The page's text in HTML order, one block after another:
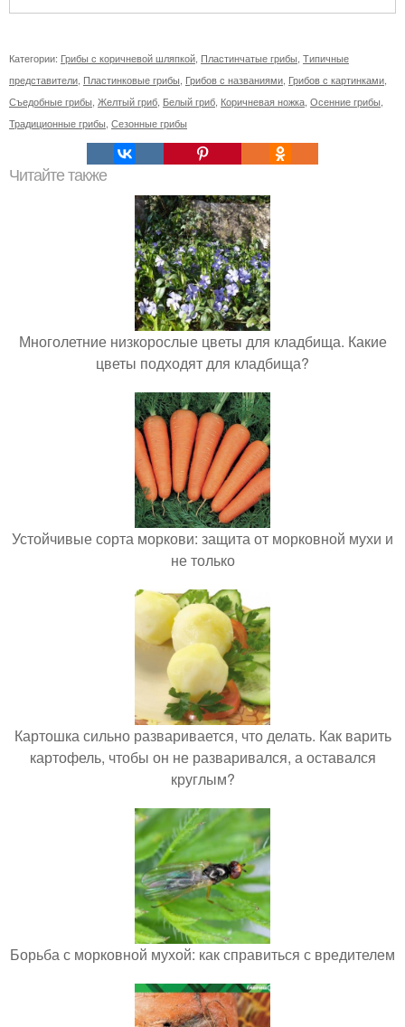
Категории: Грибы с коричневой шляпкой Пластинчатые грибы Типичные
представители Пластинковые грибы Грибов с названиями Грибов с картинками
Съедобные грибы Желтый гриб Белый гриб Коричневая ножка Осенние грибы
Традиционные грибы Сезонные грибы
Читайте также
Многолетние низкорослые цветы для кладбища. Какие
цветы подходят для кладбища?
Устойчивые сорта моркови: защита от морковной мухи и
не только
Картошка сильно разваривается, что делать. Как варить
картофель, чтобы он не разваривался, а оставался
круглым?
Борьба с морковной мухой: как справиться с вредителем